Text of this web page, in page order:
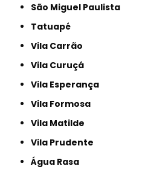
São Miguel Paulista
Tatuapé
Vila Carrão
Vila Curuçá
Vila Esperança
Vila Formosa
Vila Matilde
Vila Prudente
Água Rasa